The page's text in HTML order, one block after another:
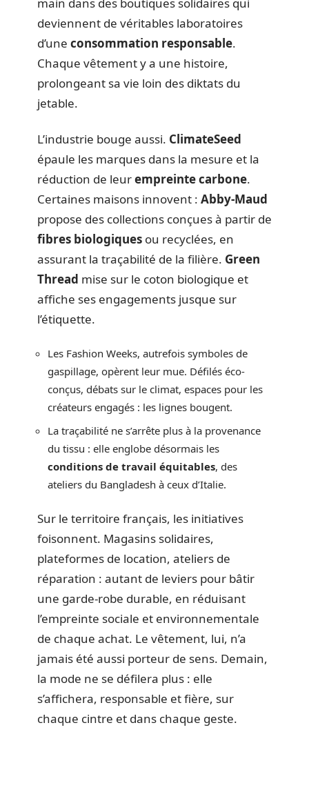
main dans des boutiques solidaires qui
deviennent de véritables laboratoires
d’une consommation responsable.
Chaque vêtement y a une histoire,
prolongeant sa vie loin des diktats du
jetable.
L’industrie bouge aussi. ClimateSeed
épaule les marques dans la mesure et la
réduction de leurempreinte carbone.
Certaines maisons innovent : Abby-Maud
propose des collections conçues à partir de
fibres biologiques ou recyclées, en
assurant la traçabilité de la filière. Green
Thread mise sur le coton biologique et
affiche ses engagements jusque sur
l’étiquette.
Les Fashion Weeks, autrefois symboles de
gaspillage, opèrent leur mue. Défilés éco-
conçus, débats sur le climat, espaces pour les
créateurs engagés : les lignes bougent.
La traçabilité ne s’arrête plus à la provenance
du tissu : elle englobe désormais les
conditions de travail équitables, des
ateliers du Bangladesh à ceux d’Italie.
Sur le territoire français, les initiatives
foisonnent. Magasins solidaires,
plateformes de location, ateliers de
réparation : autant de leviers pour bâtir
une garde-robe durable, en réduisant
l’empreinte sociale et environnementale
de chaque achat. Le vêtement, lui, n’a
jamais été aussi porteur de sens. Demain,
la mode ne se défilera plus : elle
s’affichera, responsable et fière, sur
chaque cintre et dans chaque geste.